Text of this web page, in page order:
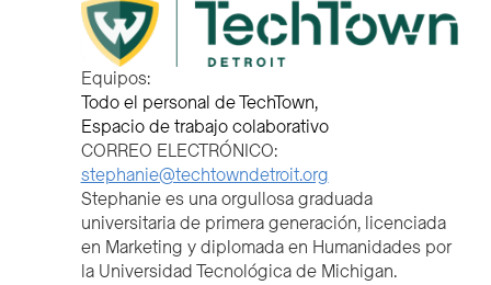
Equipos:
Todo el personal de TechTown
Espacio de trabajo colaborativo
CORREO ELECTRÓNICO:
stephanie@techtowndetroit.org
Stephanie es una orgullosa graduada
universitaria de primera generación, licenciada
en Marketing y diplomada en Humanidades por
la Universidad Tecnológica de Michigan.